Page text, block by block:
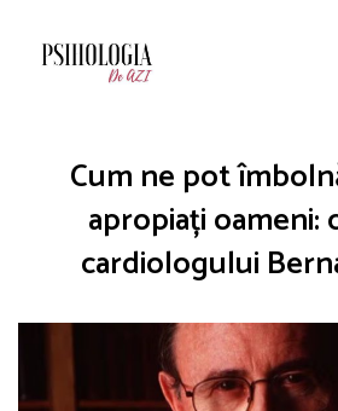
Cum ne pot
apropiați oameni:
cardiologului